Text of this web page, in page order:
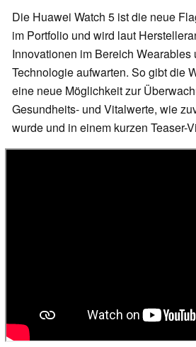
Die Huawei Watch 5 ist die neue
im Portfolio und wird laut
Innovationen im Bereich Wearables
Technologie aufwarten. So gibt die
eine neue Möglichkeit zur
Gesundheits- und Vitalwerte, wie
wurde und in einem kurzen Teaser-